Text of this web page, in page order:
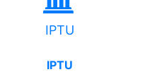
IPTU
IPTU